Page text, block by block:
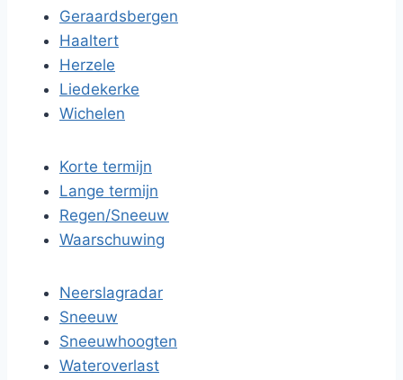
Geraardsbergen
Haaltert
Herzele
Liedekerke
Wichelen
Korte termijn
Lange termijn
Regen/Sneeuw
Waarschuwing
Neerslagradar
Sneeuw
Sneeuwhoogten
Wateroverlast